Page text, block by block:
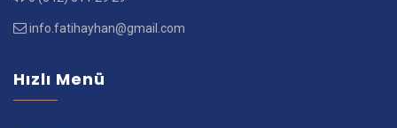
info.fatihayhan@gmail.com
Hızlı Menü